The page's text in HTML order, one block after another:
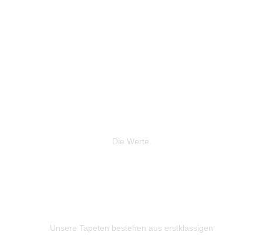
Die Werte.
Unsere Tapeten bestehen aus erstklassigen